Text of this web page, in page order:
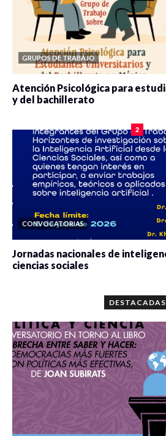
GRUPOS DE TRABAJO
Atención Psicológica para
y del bachillerato
2
CONVOCATORIAS
Jornadas nacionales de
ciencias sociales
DESTACADAS